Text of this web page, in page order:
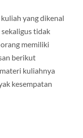
yang dikenal
tidak
memiliki
berikut
kuliahnya
kesempatan